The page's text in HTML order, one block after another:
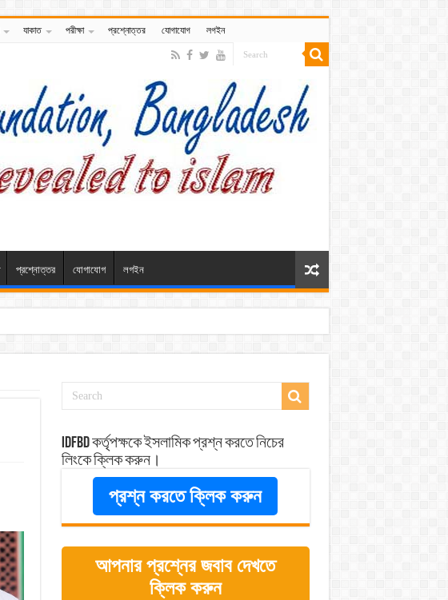
যাকাত পরীক্ষা প্রশ্নোত্তর যোগাযোগ লগইন
প্রশ্নোত্তর যোগাযোগ লগইন
idfbd কর্তৃপক্ষকে ইসলামিক প্রশ্ন করতে নিচের
লিংকে ক্লিক করুন।
প্রশ্ন করতে ক্লিক করুন
আপনার প্রশ্নের জবাব দেখতে
ক্লিক করুন